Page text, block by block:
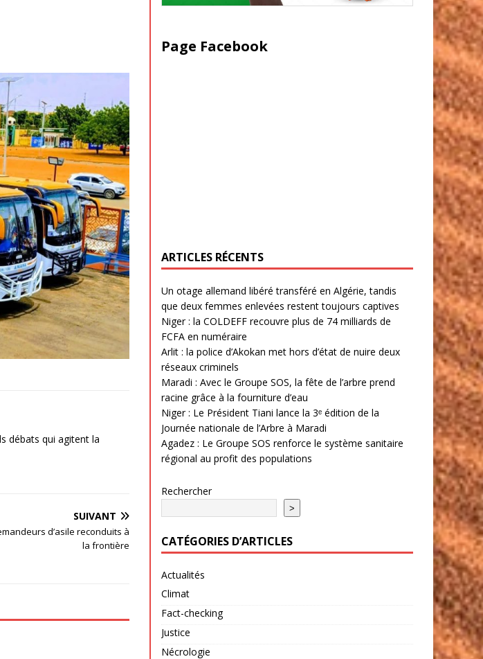
débats qui agitent la
SUIVANT
d’asile reconduits à
la frontière
Page Facebook
ARTICLES RÉCENTS
Un otage allemand libéré transféré en Algérie, tandis
que deux femmes enlevées restent toujours captives
Niger : la COLDEFF recouvre plus de 74 milliards de
FCFA en numéraire
Arlit : la police d’Akokan met hors d’état de nuire deux
réseaux criminels
Maradi : Avec le Groupe SOS, la fête de l’arbre prend
racine grâce à la fourniture d’eau
Niger : Le Président Tiani lance la 3ᵉ édition de la
Journée nationale de l’Arbre à Maradi
Agadez : Le Groupe SOS renforce le système sanitaire
régional au profit des populations
Rechercher
>
CATÉGORIES D’ARTICLES
Actualités
Climat
Fact-checking
Justice
Nécrologie